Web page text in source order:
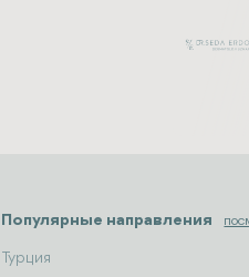
Популярные направления
Турция